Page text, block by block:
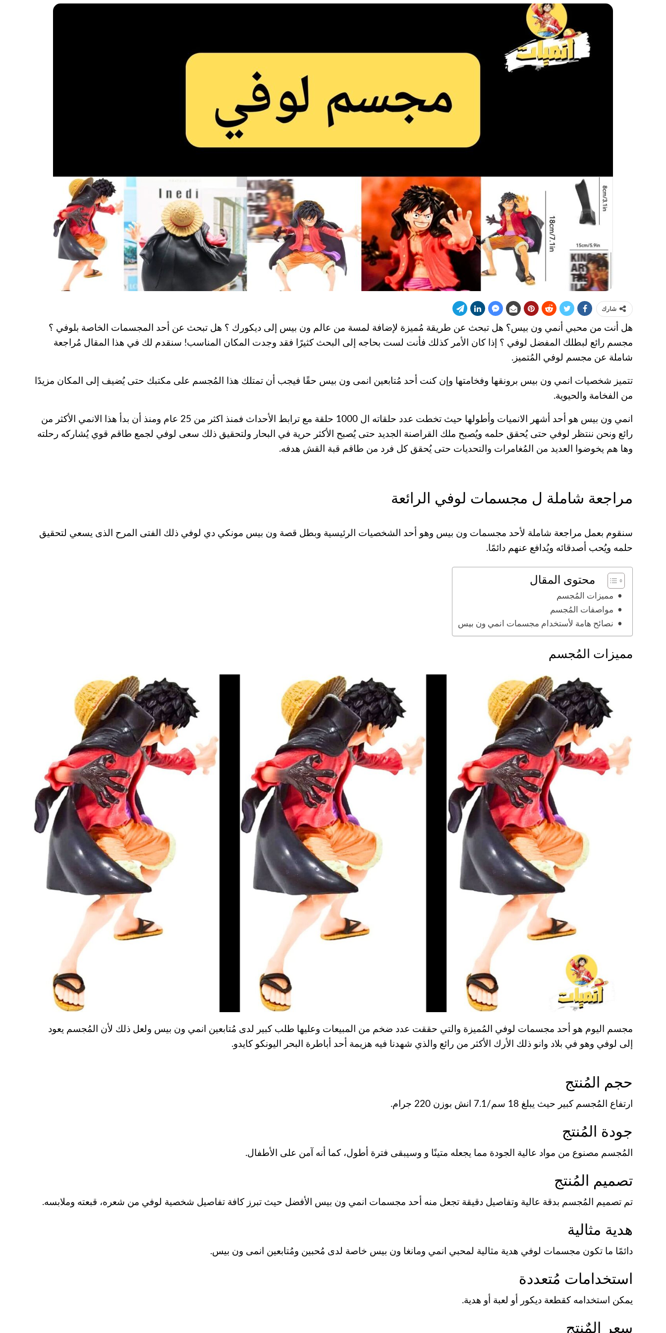
شارك
هل أنت من محبي أنمي ون بيس؟ هل تبحث عن طريقة مُميزة لإضافة لمسة من عالم ون بيس إلى ديكورك ؟ هل تبحث عن أحد المجسمات الخاصة بلوفي ؟
مجسم رائع لبطلك المفضل لوفي ؟ إذا كان الأمر كذلك فأنت لست بحاجه إلى البحث كثيرًا فقد وجدت المكان المناسب! سنقدم لك في هذا المقال مُراجعة
شاملة عن مجسم لوفي المُتميز.
تتميز شخصيات انمي ون بيس برونقها وفخامتها وإن كنت أحد مُتابعين انمى ون بيس حقًا فيجب أن تمتلك هذا المُجسم على مكتبك حتى يُضيف إلى المكان مزيدًا
من الفخامة والحيوية.
انمي ون بيس هو أحد أشهر الانميات وأطولها حيث تخطت عدد حلقاته ال 1000 حلقة مع ترابط الأحداث فمنذ اكثر من 25 عام ومنذ أن بدأ هذا الانمي الأكثر من
رائع ونحن ننتظر لوفي حتى يُحقق حلمه ويُصبح ملك القراصنة الجديد حتى يُصبح الأكثر حرية في البحار ولتحقيق ذلك سعى لوفي لجمع طاقم قوي يُشاركه رحلته
وها هم يخوضوا العديد من المُغامرات والتحديات حتى يُحقق كل فرد من طاقم قبة القش هدفه.
مراجعة شاملة ل مجسمات لوفي الرائعة
سنقوم بعمل مراجعة شاملة لأحد مجسمات ون بيس وهو أحد الشخصيات الرئيسية وبطل قصة ون بيس مونكي دي لوفي ذلك الفتى المرح الذى يسعي لتحقيق
حلمه ويُحب أصدقائه ويُدافع عنهم دائمًا.
محتوى المقال
مميزات المُجسم
مواصفات المُجسم
نصائح هامة لأستخدام مجسمات انمي ون بيس
مميزات المُجسم
مجسم اليوم هو أحد مجسمات لوفي المُميزة والتي حققت عدد ضخم من المبيعات وعليها طلب كبير لدى مُتابعين انمي ون بيس ولعل ذلك لأن المُجسم يعود
إلى لوفي وهو في بلاد وانو ذلك الأرك الأكثر من رائع والذي شهدنا فيه هزيمة أحد أباطرة البحر اليونكو كايدو.
حجم المُنتج
ارتفاع المُجسم كبير حيث يبلغ 18 سم/7.1 انش بوزن 220 جرام.
جودة المُنتج
المُجسم مصنوع من مواد عالية الجودة مما يجعله متينًا و وسيبقى فترة أطول، كما أنه آمن على الأطفال.
تصميم المُنتج
تم تصميم المُجسم بدقة عالية وتفاصيل دقيقة تجعل منه أحد مجسمات انمي ون بيس الأفضل حيث تبرز كافة تفاصيل شخصية لوفي من شعره، قبعته وملابسه.
هدية مثالية
دائمًا ما تكون مجسمات لوفي هدية مثالية لمحبي انمي ومانغا ون بيس خاصة لدى مُحبين ومُتابعين انمى ون بيس.
استخدامات مُتعددة
يمكن استخدامه كقطعة ديكور أو لعبة أو هدية.
سعر المٌنتج